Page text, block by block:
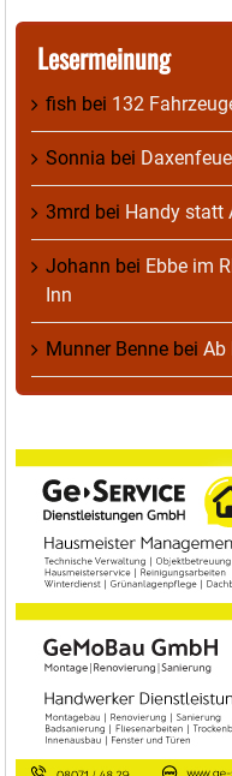
Lesermeinung
fish bei 132
Sonnia bei
3mrd bei Handy
Johann bei Ebbe im
Inn
Munner Benne bei Ab